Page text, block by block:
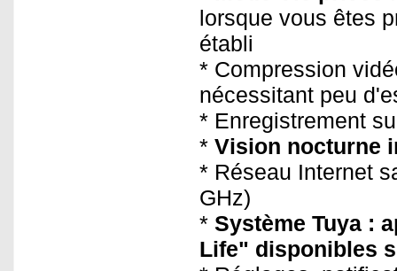
lorsque vous êtes
établi
* Compression
nécessitant peu
* Enregistrement
* Vision nocturne
* Réseau Internet
GHz)
* Système Tuya :
Life" disponibles